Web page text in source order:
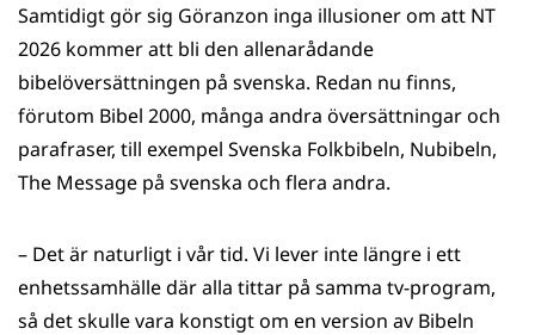
Samtidigt gör sig Göranzon inga illusioner om att NT
2026 kommer att bli den allenarådande
bibelöversättningen på svenska. Redan nu finns,
förutom Bibel 2000, många andra översättningar och
parafraser, till exempel Svenska Folkbibeln, Nubibeln,
The Message på svenska och flera andra.
– Det är naturligt i vår tid. Vi lever inte längre i ett
enhetssamhälle där alla tittar på samma tv-program,
så det skulle vara konstigt om en version av Bibeln